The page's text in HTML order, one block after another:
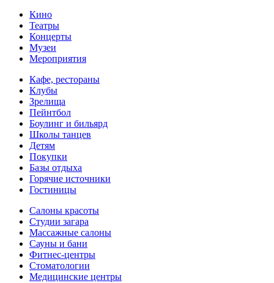
Кино
Театры
Концерты
Музеи
Мероприятия
Кафе, рестораны
Клубы
Зрелища
Пейнтбол
Боулинг и бильярд
Школы танцев
Детям
Покупки
Базы отдыха
Горячие источники
Гостиницы
Салоны красоты
Студии загара
Массажные салоны
Сауны и бани
Фитнес-центры
Стоматологии
Медицинские центры